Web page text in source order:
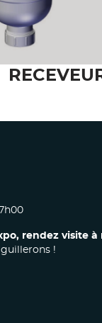
BONDE
rendez visite
!